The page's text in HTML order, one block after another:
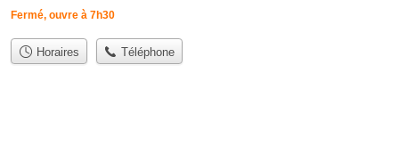
Fermé, ouvre à 7h30
Horaires Téléphone